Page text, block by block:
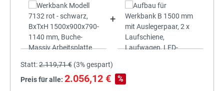
+
Statt:2.119,71 € (3%gespart)
Preis für alle: 2.056,12 € %